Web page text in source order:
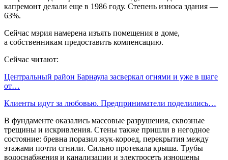
капремонт делали еще в 1986 году. Степень износа здания —
63%.
Сейчас мэрия намерена изъять помещения в доме,
а собственникам предоставить компенсацию.
Сейчас читают:
Центральный район Барнаула засверкал огнями и уже в шаге
от…
Клиенты идут за любовью. Предприниматели поделились…
В фундаменте оказались массовые разрушения, сквозные
трещины и искривления. Стены также пришли в негодное
состояние: бревна поразил жук-короед, перекрытия между
этажами почти сгнили. Сильно протекала крыша. Трубы
водоснабжения и канализации и электросеть изношены